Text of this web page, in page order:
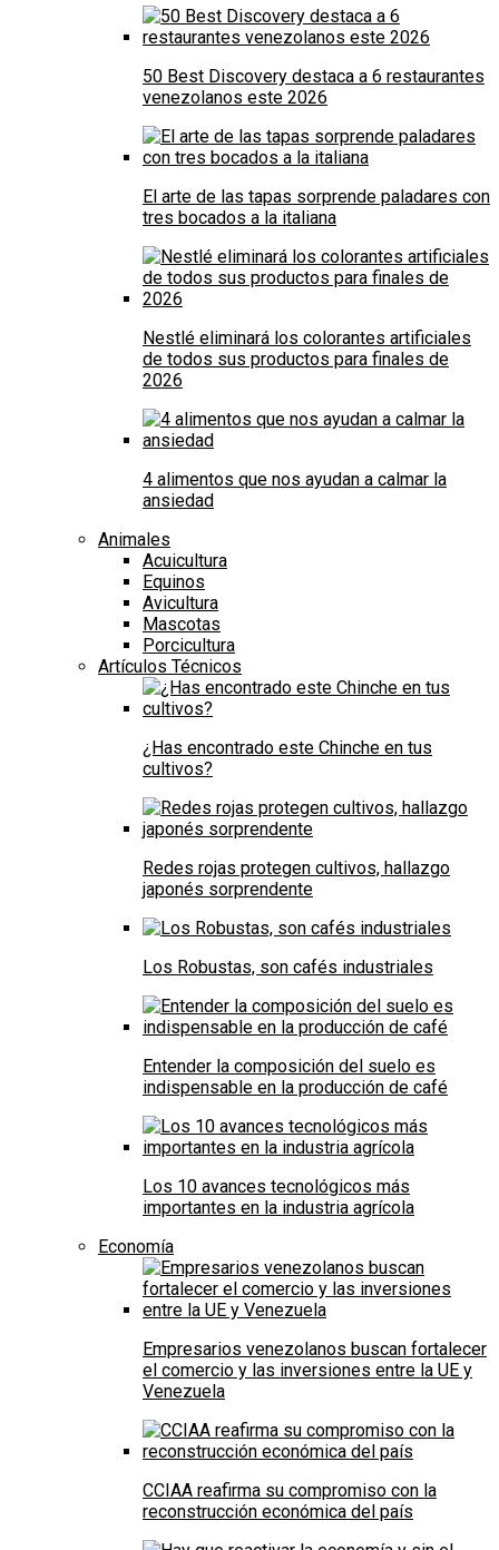
50 Best Discovery destaca a 6 restaurantes
venezolanos este 2026
El arte de las tapas sorprende paladares con
tres bocados a la italiana
Nestlé eliminará los colorantes artificiales
de todos sus productos para finales de
2026
4 alimentos que nos ayudan a calmar la
ansiedad
Animales
Acuicultura
Equinos
Avicultura
Mascotas
Porcicultura
Artículos Técnicos
¿Has encontrado este Chinche en tus
cultivos?
Redes rojas protegen cultivos, hallazgo
japonés sorprendente
Los Robustas, son cafés industriales
Entender la composición del suelo es
indispensable en la producción de café
Los 10 avances tecnológicos más
importantes en la industria agrícola
Economía
Empresarios venezolanos buscan fortalecer
el comercio y las inversiones entre la UE y
Venezuela
CCIAA reafirma su compromiso con la
reconstrucción económica del país